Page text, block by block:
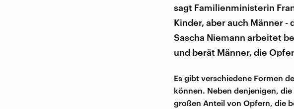
sagt Familienministerin
Kinder, aber auch Männer
Sascha Niemann arbeitet
und berät Männer, die
Es gibt verschiedene Formen
können. Neben denjenigen,
großen Anteil von Opfern, die